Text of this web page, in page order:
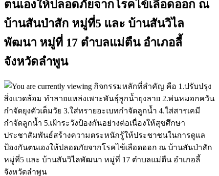
ตนเองให้ปลอดภัยจากโรคไข้เลือดออก ณ
บ้านสันป่าสัก หมู่ที่5 และ บ้านสันวิไล
พัฒนา หมู่ที่ 17 ตำบลแม่ตืน อำเภอลี้
จังหวัดลำพูน